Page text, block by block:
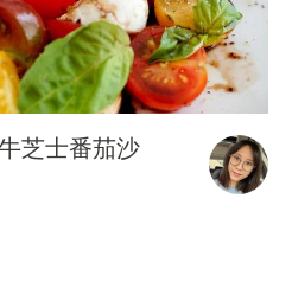
芝士番茄沙